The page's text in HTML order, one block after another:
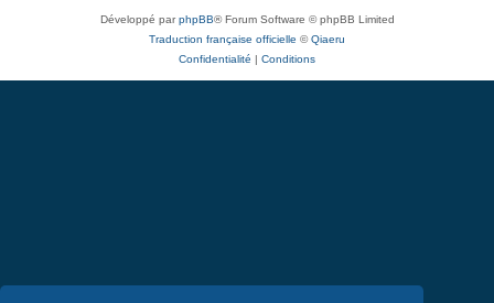
Développé parphpBB® Forum Software © phpBB Limited
Traduction française officielle ©Qiaeru
Confidentialité
Conditions